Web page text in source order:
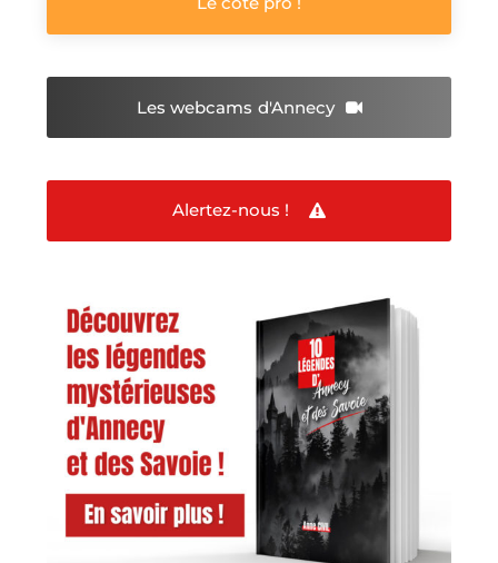
Les webcams d'Annecy
Alertez-nous !